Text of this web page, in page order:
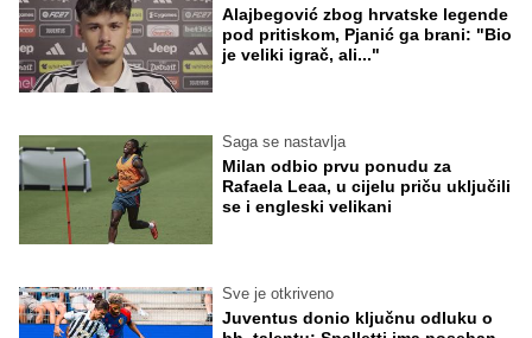
Alajbegović zbog hrvatske legende
pod pritiskom, Pjanić ga brani: "Bio
je veliki igrač, ali..."
Saga se nastavlja
Milan odbio prvu ponudu za
Rafaela Leaa, u cijelu priču uključili
se i engleski velikani
Sve je otkriveno
Juventus donio ključnu odluku o